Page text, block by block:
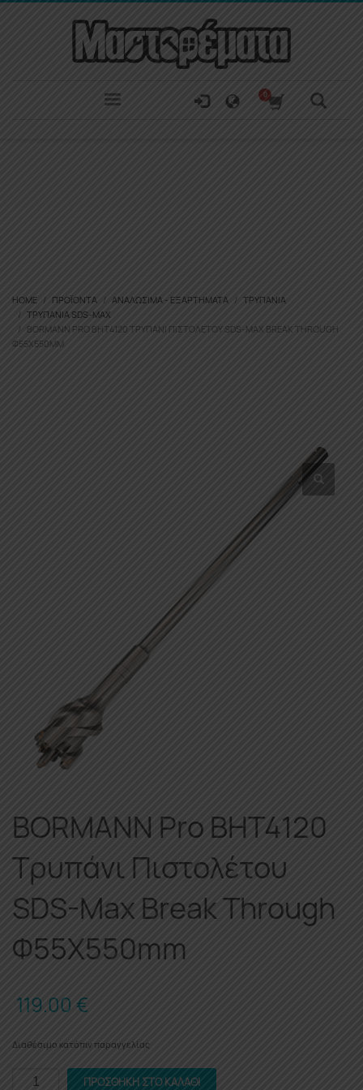
HOME ΠΡΟΪΌΝΤΑ ΑΝΑΛΏΣΙΜΑ - ΕΞΑΡΤΉΜΑΤΑ
ΤΡΥΠΆΝΙΑ
ΤΡΥΠΆΝΙΑ SDS-MAX
BORMANN PRO BHT4120 ΤΡΥΠΆΝΙ ΠΙΣΤΟΛΈΤΟΥ SDS-MAX BREAK THROUGH
Φ55X550MM
BORMANN Pro BHT4120
Τρυπάνι Πιστολέτου
SDS-Max Break Through
Φ55X550mm
119.00 €
Διαθέσιμο κατόπιν παραγγελίας
BORMANN
ΠΡΟΣΘΉΚΗ ΣΤΟ ΚΑΛΆΘΙ